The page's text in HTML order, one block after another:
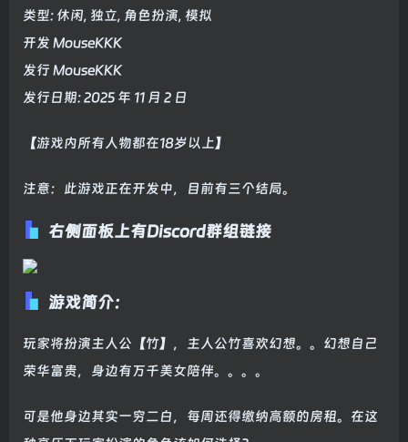
类型: 休闲, 独立, 角色扮演, 模拟
开发 MouseKKK
发行 MouseKKK
发行日期: 2025 年 11 月 2 日
【游戏内所有人物都在18岁以上】
注意：此游戏正在开发中，目前有三个结局。
右侧面板上有Discord群组链接
游戏简介：
玩家将扮演主人公【竹】，主人公竹喜欢幻想。。幻想自己
荣华富贵，身边有万千美女陪伴。。。。
可是他身边其实一穷二白，每周还得缴纳高额的房租。在这